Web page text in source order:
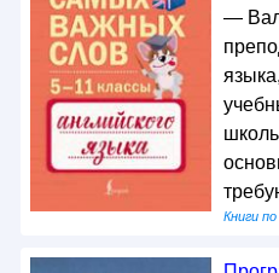
—
Книги